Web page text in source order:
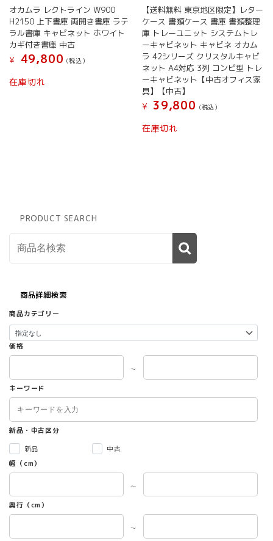
オカムラ レクトライン W900
H2150 上下書庫 両開き書庫 ラテ
ラル書庫 キャビネット ホワイト
カギ付き書庫 中古
¥
49,800 (税込）
在庫切れ
【送料無料 東京地区限定】レター
ケース 書類ケース 書庫 書類整理
庫 トレーユニット システムトレ
ーキャビネット キャビネ オカム
ラ 42シリーズ クリスタルキャビ
ネット A4対応 3列 コンビ型 トレ
ーキャビネット【中古オフィス家
具】【中古】
¥
39,800 (税込）
在庫切れ
PRODUCT SEARCH
商品詳細検索
商品カテゴリー
価格
～
キーワード
新品・中古区分
新品
中古
幅（cm）
～
奥行（cm）
～